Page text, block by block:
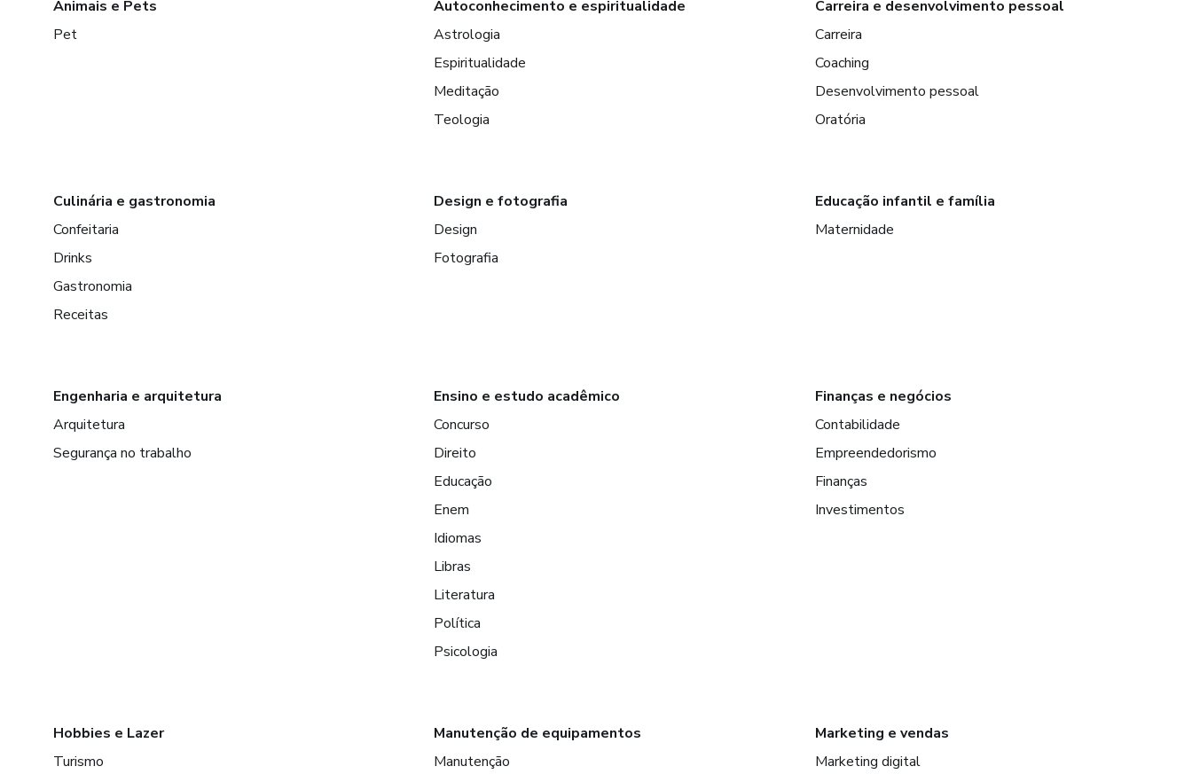
Animais e Pets
Pet
Autoconhecimento e espiritualidade
Astrologia
Espiritualidade
Meditação
Teologia
Carreira e desenvolvimento pessoal
Carreira
Coaching
Desenvolvimento pessoal
Oratória
Culinária e gastronomia
Confeitaria
Drinks
Gastronomia
Receitas
Design e fotografia
Design
Fotografia
Educação infantil e família
Maternidade
Engenharia e arquitetura
Arquitetura
Segurança no trabalho
Ensino e estudo acadêmico
Concurso
Direito
Educação
Enem
Idiomas
Libras
Literatura
Política
Psicologia
Finanças e negócios
Contabilidade
Empreendedorismo
Finanças
Investimentos
Hobbies e Lazer
Turismo
Manutenção de equipamentos
Manutenção
Marketing e vendas
Marketing digital